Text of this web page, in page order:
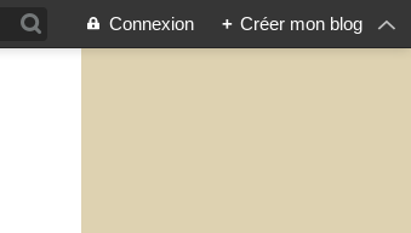
Connexion + Créer mon blog